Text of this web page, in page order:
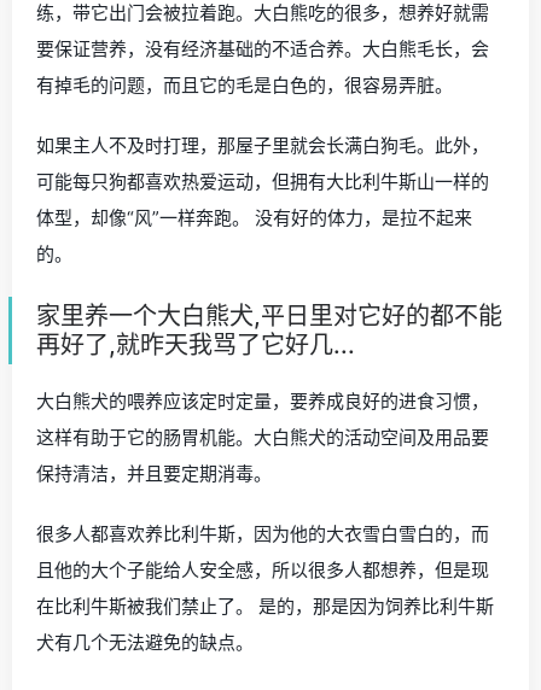
练，带它出门会被拉着跑。大白熊吃的很多，想养好就需
要保证营养，没有经济基础的不适合养。大白熊毛长，会
有掉毛的问题，而且它的毛是白色的，很容易弄脏。
如果主人不及时打理，那屋子里就会长满白狗毛。此外，
可能每只狗都喜欢热爱运动，但拥有大比利牛斯山一样的
体型，却像“风”一样奔跑。 没有好的体力，是拉不起来
的。
家里养一个大白熊犬,平日里对它好的都不能
再好了,就昨天我骂了它好几...
大白熊犬的喂养应该定时定量，要养成良好的进食习惯，
这样有助于它的肠胃机能。大白熊犬的活动空间及用品要
保持清洁，并且要定期消毒。
很多人都喜欢养比利牛斯，因为他的大衣雪白雪白的，而
且他的大个子能给人安全感，所以很多人都想养，但是现
在比利牛斯被我们禁止了。 是的，那是因为饲养比利牛斯
犬有几个无法避免的缺点。